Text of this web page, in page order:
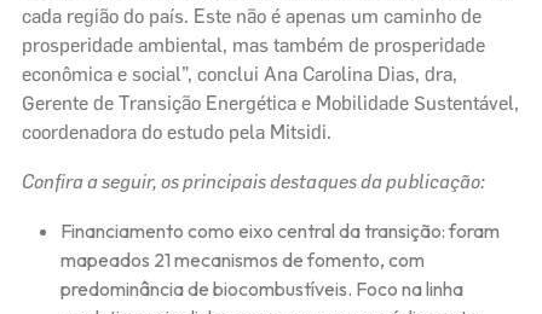
cada região do país. Este não é apenas um caminho de
prosperidade ambiental, mas também de prosperidade
econômica e social”, conclui Ana Carolina Dias, dra,
Gerente de Transição Energética e Mobilidade Sustentável,
coordenadora do estudo pela Mitsidi.
Confira a seguir, os principais destaques da publicação:
Financiamento como eixo central da transição: foram
mapeados 21 mecanismos de fomento, com
predominância de biocombustíveis. Foco na linha